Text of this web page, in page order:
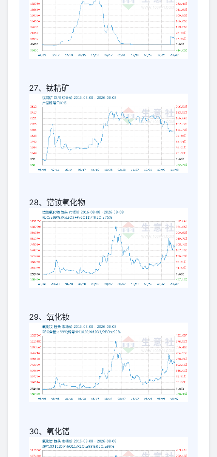
27、钛精矿
28、镨钕氧化物
29、氧化钕
30、氧化镨